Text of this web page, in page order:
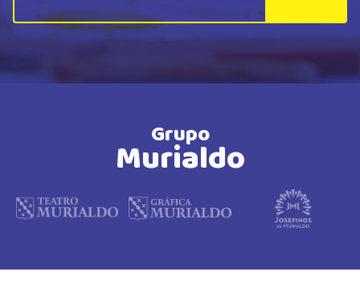
Grupo
Murialdo